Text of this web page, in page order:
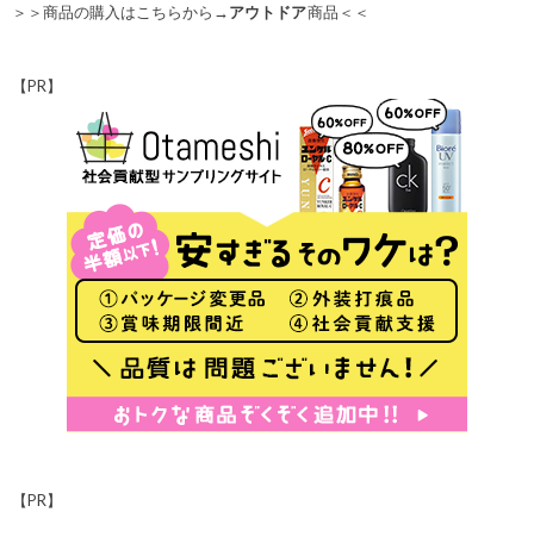
＞＞商品の購入はこちらから→アウトドア商品＜＜
【PR】
【PR】